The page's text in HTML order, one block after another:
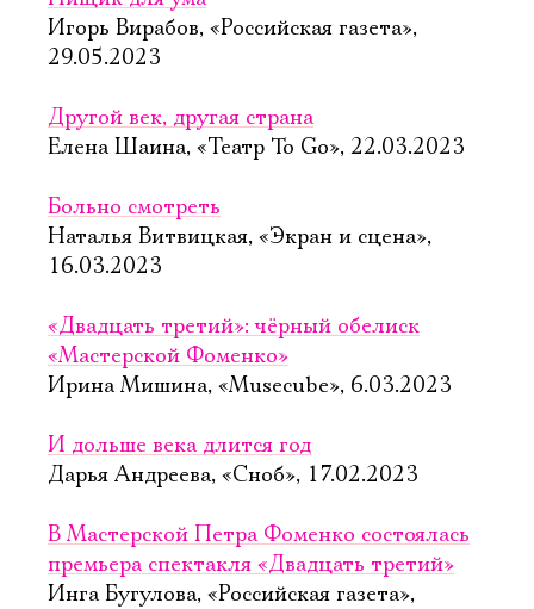
Игорь Вирабов, «Российская газета»,
29.05.2023
Другой век, другая страна
Елена Шаина, «Театр To Go», 22.03.2023
Больно смотреть
Наталья Витвицкая, «Экран и сцена»,
16.03.2023
«Двадцать третий»: чёрный обелиск
«Мастерской Фоменко»
Ирина Мишина, «Musecube», 6.03.2023
И дольше века длится год
Дарья Андреева, «Сноб», 17.02.2023
В Мастерской Петра Фоменко состоялась
премьера спектакля «Двадцать третий»
Инга Бугулова, «Российская газета»,